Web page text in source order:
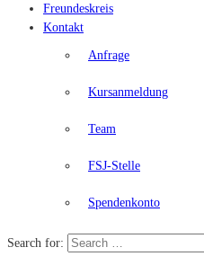
Freundeskreis
Kontakt
Anfrage
Kursanmeldung
Team
FSJ-Stelle
Spendenkonto
Search for: